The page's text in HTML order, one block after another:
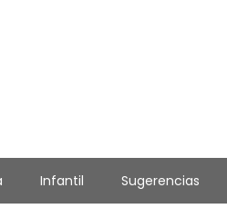
Infantil Sugerencias